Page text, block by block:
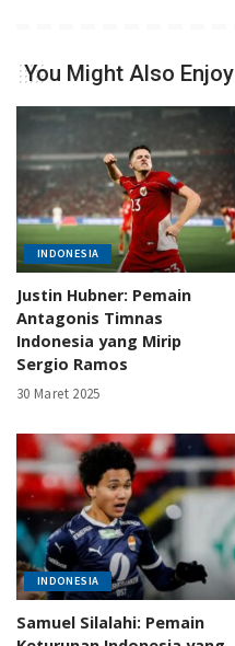
You Might Also Enjoy
INDONESIA
Justin Hubner: Pemain
Antagonis Timnas
Indonesia yang Mirip
Sergio Ramos
30 Maret 2025
INDONESIA
Samuel Silalahi: Pemain